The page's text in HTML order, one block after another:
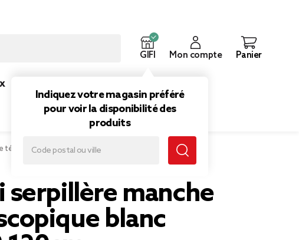
GIFI
Indiquez votre magasin préféré
pour voir la disponibilité des
produits
Mon compte Panier
télescopique blanc H69-120cm
serpillère manche
blanc